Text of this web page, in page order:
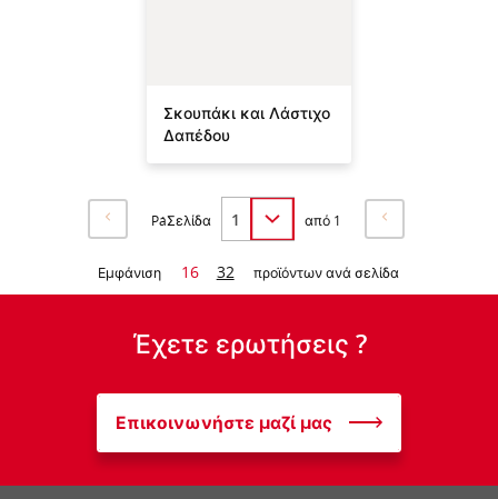
Σκουπάκι και Λάστιχο
Δαπέδου
PáΣελίδα από 1
Εμφάνιση 16 32 προϊόντων ανά σελίδα
Έχετε ερωτήσεις ?
Επικοινωνήστε μαζί μας